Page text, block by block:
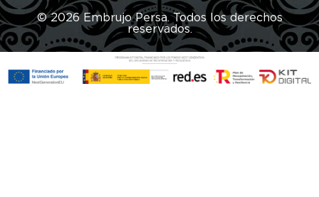
© 2026 Embrujo Persa. Todos los derechos
reservados.